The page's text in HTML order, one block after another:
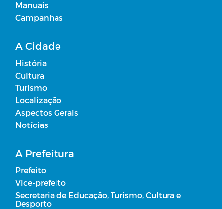
Manuais
Campanhas
A Cidade
História
Cultura
Turismo
Localização
Aspectos Gerais
Notícias
A Prefeitura
Prefeito
Vice-prefeito
Secretaria de Educação, Turismo, Cultura e
Desporto